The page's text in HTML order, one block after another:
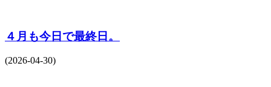
４月も今日で最終日。
(2026-04-30)